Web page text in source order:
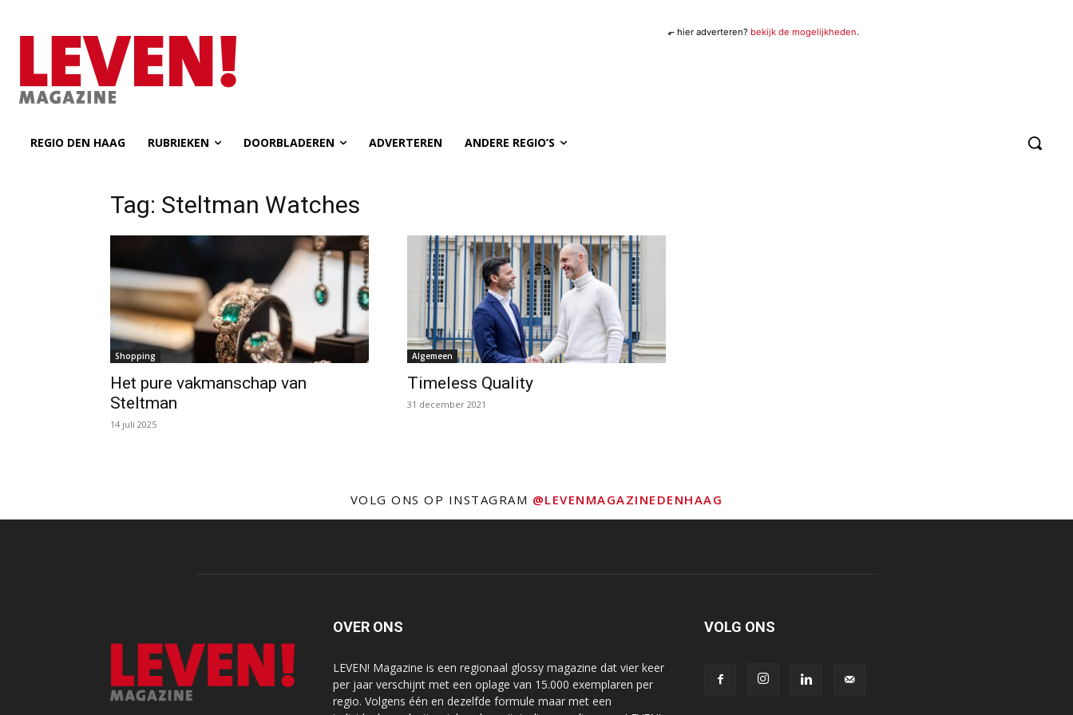
⬐ hier adverteren? bekijk de mogelijkheden.
REGIO DEN HAAG RUBRIEKEN DOORBLADEREN ADVERTEREN ANDERE REGIO’S
Tag: Steltman Watches
Shopping
Het pure vakmanschap van
Steltman
14 juli 2025
Algemeen
Timeless Quality
31 december 2021
VOLG ONS OP INSTAGRAM @LEVENMAGAZINEDENHAAG
OVER ONS
LEVEN! Magazine is een regionaal glossy magazine dat vier keer
per jaar verschijnt met een oplage van 15.000 exemplaren per
regio. Volgens één en dezelfde formule maar met een
VOLG ONS